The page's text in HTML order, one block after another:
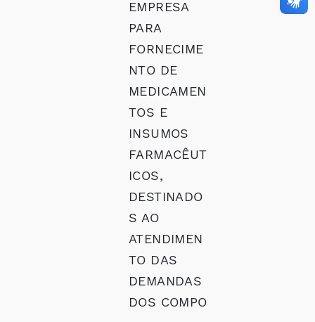
EMPRESA
PARA
FORNECIME
NTO DE
MEDICAMEN
TOS E
INSUMOS
FARMACÊUT
ICOS,
DESTINADO
S AO
ATENDIMEN
TO DAS
DEMANDAS
DOS COMPO